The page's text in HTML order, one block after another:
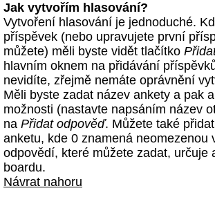
Jak vytvořím hlasování?
Vytvoření hlasování je jednoduché.
příspěvek (nebo upravujete první
můžete) měli byste vidět tlačítko
hlavním oknem na přidávání
nevidíte, zřejmě nemáte oprávnění
Měli byste zadat název ankety a pak
možnosti (nastavte napsáním název
na Přidat odpověď. Můžete také
anketu, kde 0 znamená neomezenou
odpovědí, které můžete zadat, určuje
boardu.
Návrat nahoru